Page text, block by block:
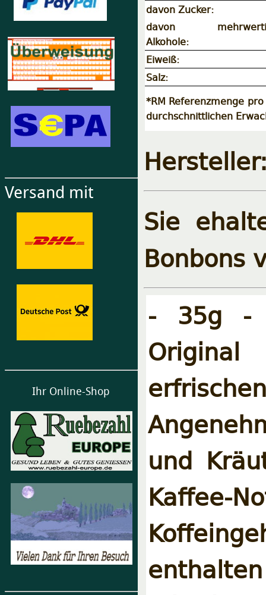
Versand mit
Ihr Online-Shop
davon Zucker:
davon
Alkohole:
Eiweiß:
Salz:
*RM Referenzmenge
durchschnittlichen
Sie
Bonbons
- 35g -
und